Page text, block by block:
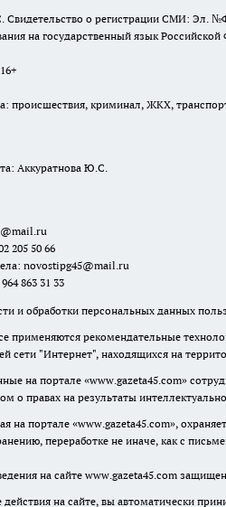
Свидетельство о регистрации СМИ: Эл.
на государственный язык Российской
происшествия, криминал, ЖКХ,
Аккуратнова Ю.С.
205 50 66
novostipg45@mail.ru
863 31 33
и обработки персональных данных
применяются рекомендательные
сети "Интернет", находящихся на
на портале «www.gazeta45.com»
о правах на результаты
на портале «www.gazeta45.com»,
переработке не иначе, как с
на сайте www.gazeta45.com
на сайте, вы автоматически